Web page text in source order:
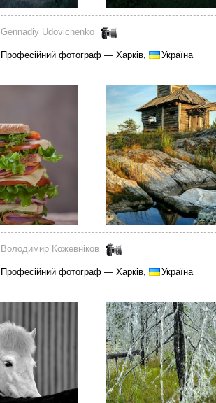
Gennadiy Udovichenko
Професійний фотограф — Харків, Україна
Володимир Кожевніков
Професійний фотограф — Харків, Україна